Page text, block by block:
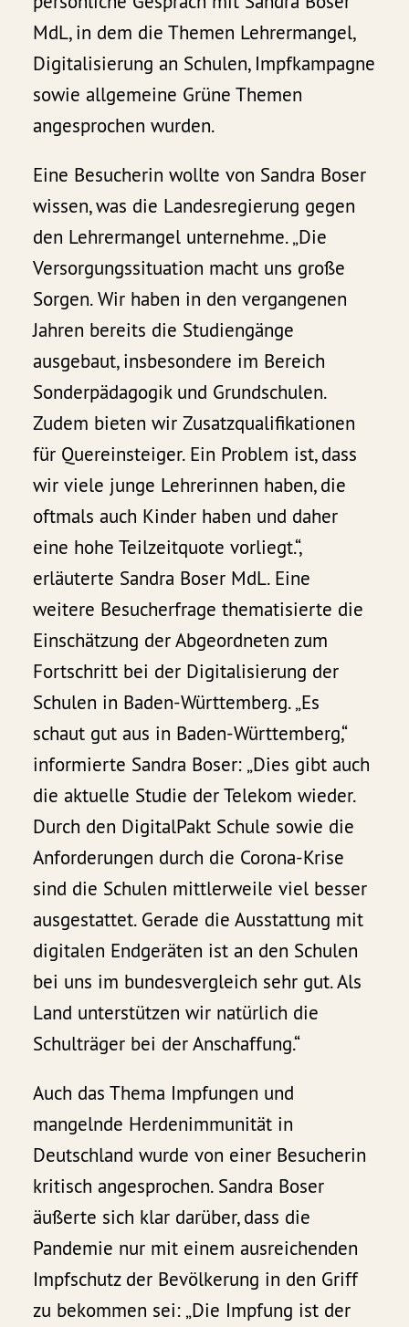
MdL, in dem die Themen Lehrermangel,
Digitalisierung an Schulen, Impfkampagne
sowie allgemeine Grüne Themen
angesprochen wurden.
Eine Besucherin wollte von Sandra Boser
wissen, was die Landesregierung gegen
den Lehrermangel unternehme. „Die
Versorgungssituation macht uns große
Sorgen. Wir haben in den vergangenen
Jahren bereits die Studiengänge
ausgebaut, insbesondere im Bereich
Sonderpädagogik und Grundschulen.
Zudem bieten wir Zusatzqualifikationen
für Quereinsteiger. Ein Problem ist, dass
wir viele junge Lehrerinnen haben, die
oftmals auch Kinder haben und daher
eine hohe Teilzeitquote vorliegt.“,
erläuterte Sandra Boser MdL. Eine
weitere Besucherfrage thematisierte die
Einschätzung der Abgeordneten zum
Fortschritt bei der Digitalisierung der
Schulen in Baden-Württemberg. „Es
schaut gut aus in Baden-Württemberg,“
informierte Sandra Boser: „Dies gibt auch
die aktuelle Studie der Telekom wieder.
Durch den DigitalPakt Schule sowie die
Anforderungen durch die Corona-Krise
sind die Schulen mittlerweile viel besser
ausgestattet. Gerade die Ausstattung mit
digitalen Endgeräten ist an den Schulen
bei uns im bundesvergleich sehr gut. Als
Land unterstützen wir natürlich die
Schulträger bei der Anschaffung.“
Auch das Thema Impfungen und
mangelnde Herdenimmunität in
Deutschland wurde von einer Besucherin
kritisch angesprochen. Sandra Boser
äußerte sich klar darüber, dass die
Pandemie nur mit einem ausreichenden
Impfschutz der Bevölkerung in den Griff
zu bekommen sei: „Die Impfung ist der